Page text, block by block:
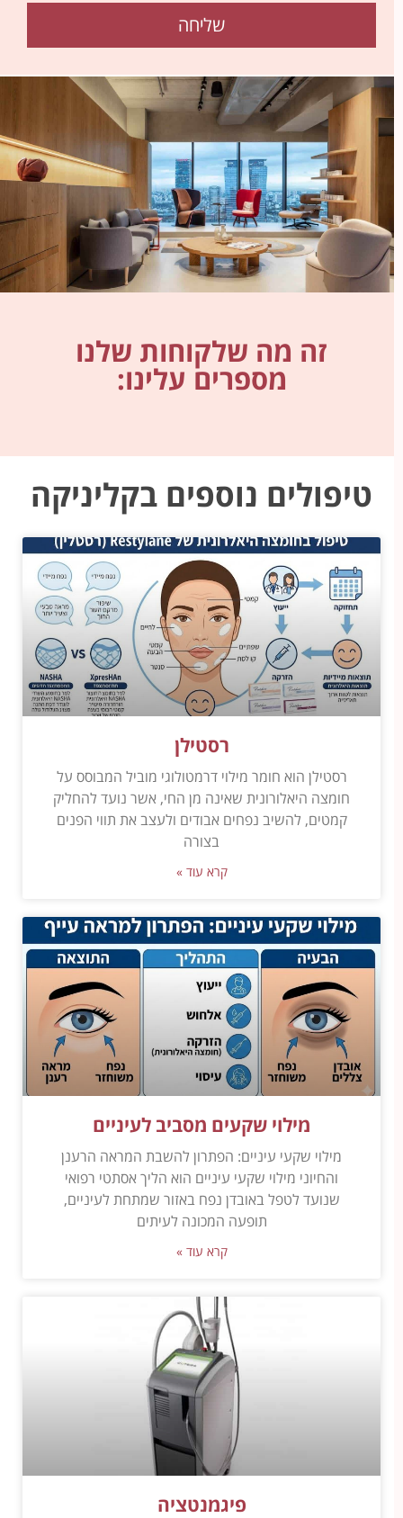
שליחה
זה מה שלקוחות שלנו
מספרים עלינו:
טיפולים נוספים בקליניקה
רסטילן
רסטילן הוא חומר מילוי דרמטולוגי מוביל המבוסס על
חומצה היאלורונית שאינה מן החי, אשר נועד להחליק
קמטים, להשיב נפחים אבודים ולעצב את תווי הפנים
בצורה
קרא עוד »
מילוי שקעים מסביב לעיניים
מילוי שקעי עיניים: הפתרון להשבת המראה הרענן
והחיוני מילוי שקעי עיניים הוא הליך אסתטי רפואי
שנועד לטפל באובדן נפח באזור שמתחת לעיניים,
תופעה המכונה לעיתים
קרא עוד »
פיגמנטציה